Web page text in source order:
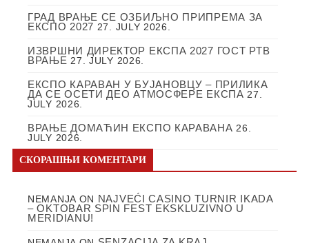
ГРАД ВРАЊЕ СЕ ОЗБИЉНО ПРИПРЕМА ЗА
ЕКСПО 2027 27. JULY 2026.
ИЗВРШНИ ДИРЕКТОР ЕКСПА 2027 ГОСТ РТВ
ВРАЊЕ 27. JULY 2026.
ЕКСПО КАРАВАН У БУЈАНОВЦУ – ПРИЛИКА
ДА СЕ ОСЕТИ ДЕО АТМОСФЕРЕ ЕКСПА 27.
JULY 2026.
ВРАЊЕ ДОМАЋИН ЕКСПО КАРАВАНА 26.
JULY 2026.
СКОРАШЊИ КОМЕНТАРИ
NEMANJAON NAJVEĆI CASINO TURNIR IKADA
– OKTOBAR SPIN FEST EKSKLUZIVNO U
MERIDIANU!